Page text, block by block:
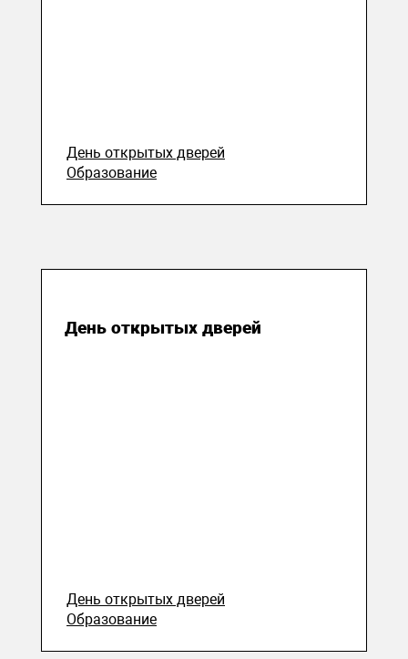
День открытых дверей
Образование
День открытых дверей
День открытых дверей
Образование